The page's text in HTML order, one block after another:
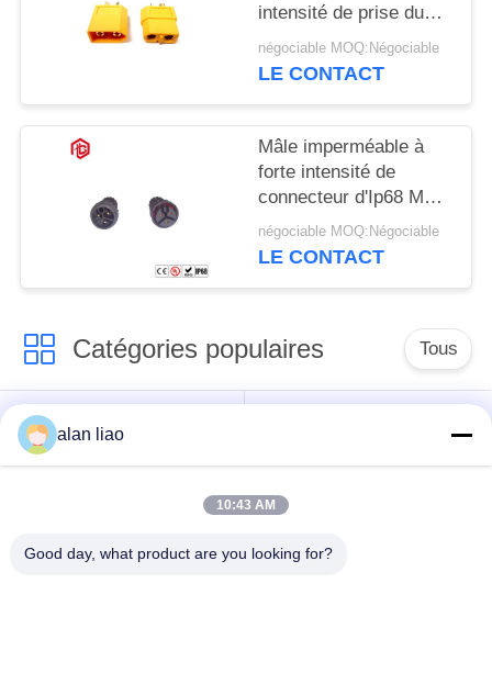
intensité de prise du
connecteur T des fils
Xt60
négociable MOQ:Négociable
LE CONTACT
Mâle imperméable à
forte intensité de
connecteur d'Ip68 M23
et prise femelle
négociable MOQ:Négociable
LE CONTACT
Catégories populaires Tous
Connecteur circulaire
imperméable
basse tension
imperméable de
Support de la lampe
alan liao
10:43 AM
Good day, what product are you looking for?